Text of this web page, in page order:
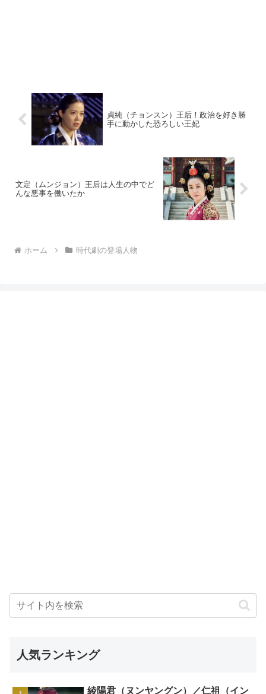
貞純（チョンスン）王后！政治を好き勝
手に動かした恐ろしい王妃
文定（ムンジョン）王后は人生の中でど
んな悪事を働いたか
ホーム 時代劇の登場人物
人気ランキング
綾陽君（ヌンヤングン）／仁祖（イン